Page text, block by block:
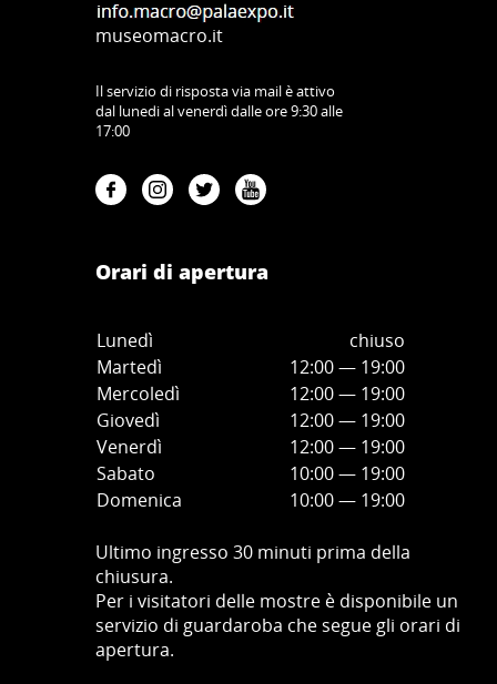
museomacro.it
Il servizio di risposta via mail è attivo
dal lunedi al venerdì dalle ore 9:30 alle
17:00
Orari di apertura
Lunedì
chiuso
Martedì
12:00 — 19:00
Mercoledì
12:00— 19:00
Giovedì
12:00— 19:00
Venerdì
12:00— 19:00
Sabato
10:00— 19:00
Domenica
10:00— 19:00
Ultimo ingresso 30 minuti prima della
chiusura.
Per i visitatori delle mostre è disponibile un
servizio di guardaroba che segue gli orari di
apertura.